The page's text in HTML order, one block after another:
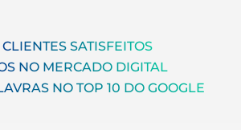
CLIENTES SATISFEITOS
NO MERCADO DIGITAL
NO TOP 10 DO GOOGLE